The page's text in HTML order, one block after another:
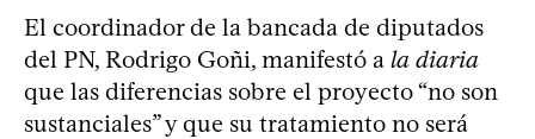
El coordinador de la bancada de diputados
del PN, Rodrigo Goñi, manifestó a la diaria
que las diferencias sobre el proyecto “no son
sustanciales” y que su tratamiento no será